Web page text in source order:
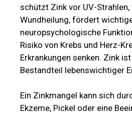
schützt Zink vor UV-
Wundheilung, fördert
neuropsychologische
Risiko von Krebs und Herz-
Erkrankungen senken. Zink
Bestandteil lebenswichtiger
Ein Zinkmangel kann sich
Ekzeme, Pickel oder eine